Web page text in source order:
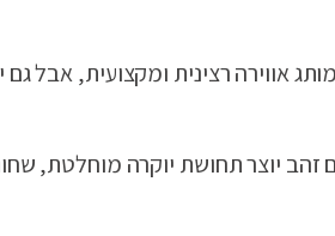
אווירה רצינית ומקצועית, אבל
יוצר תחושת יוקרה מוחלטת, שחור